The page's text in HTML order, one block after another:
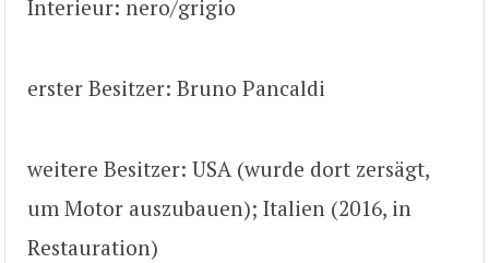
Interieur: nero/grigio
erster Besitzer: Bruno Pancaldi
weitere Besitzer: USA (wurde dort zersägt,
um Motor auszubauen); Italien (2016, in
Restauration)